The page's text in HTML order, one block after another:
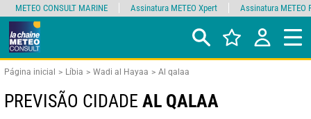
Página inicial Líbia Wadi al Hayaa Al qalaa
PREVISÃO CIDADE AL QALAA
METEO CONSULT MARINE Assinatura METEO Xpert Assinatura METEO